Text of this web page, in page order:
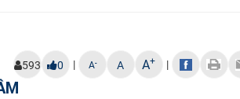
593 0 | A- A A+ |